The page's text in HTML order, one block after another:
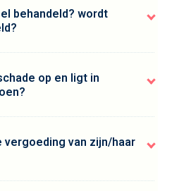
behandeld? wordt
op en ligt in
van zijn/haar